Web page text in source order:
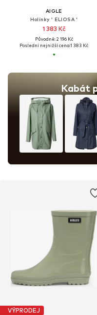
AIGLE
Holínky ' ELIOSA '
1 383 Kč
Původně: 2 196 Kč
Poslední nejnižší cena:1 383 Kč
Kabát
VÝPRODEJ